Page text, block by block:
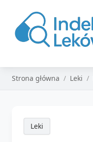
Strona główna Leki
Leki